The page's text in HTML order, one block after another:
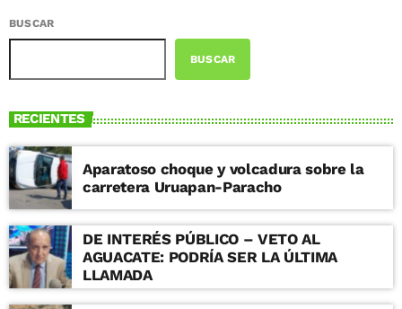
BUSCAR
BUSCAR
RECIENTES
Aparatoso choque y volcadura sobre la
carretera Uruapan-Paracho
DE INTERÉS PÚBLICO – VETO AL
AGUACATE: PODRÍA SER LA ÚLTIMA
LLAMADA